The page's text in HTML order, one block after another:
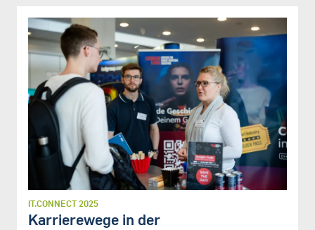
IT.CONNECT 2025
Karrierewege in der